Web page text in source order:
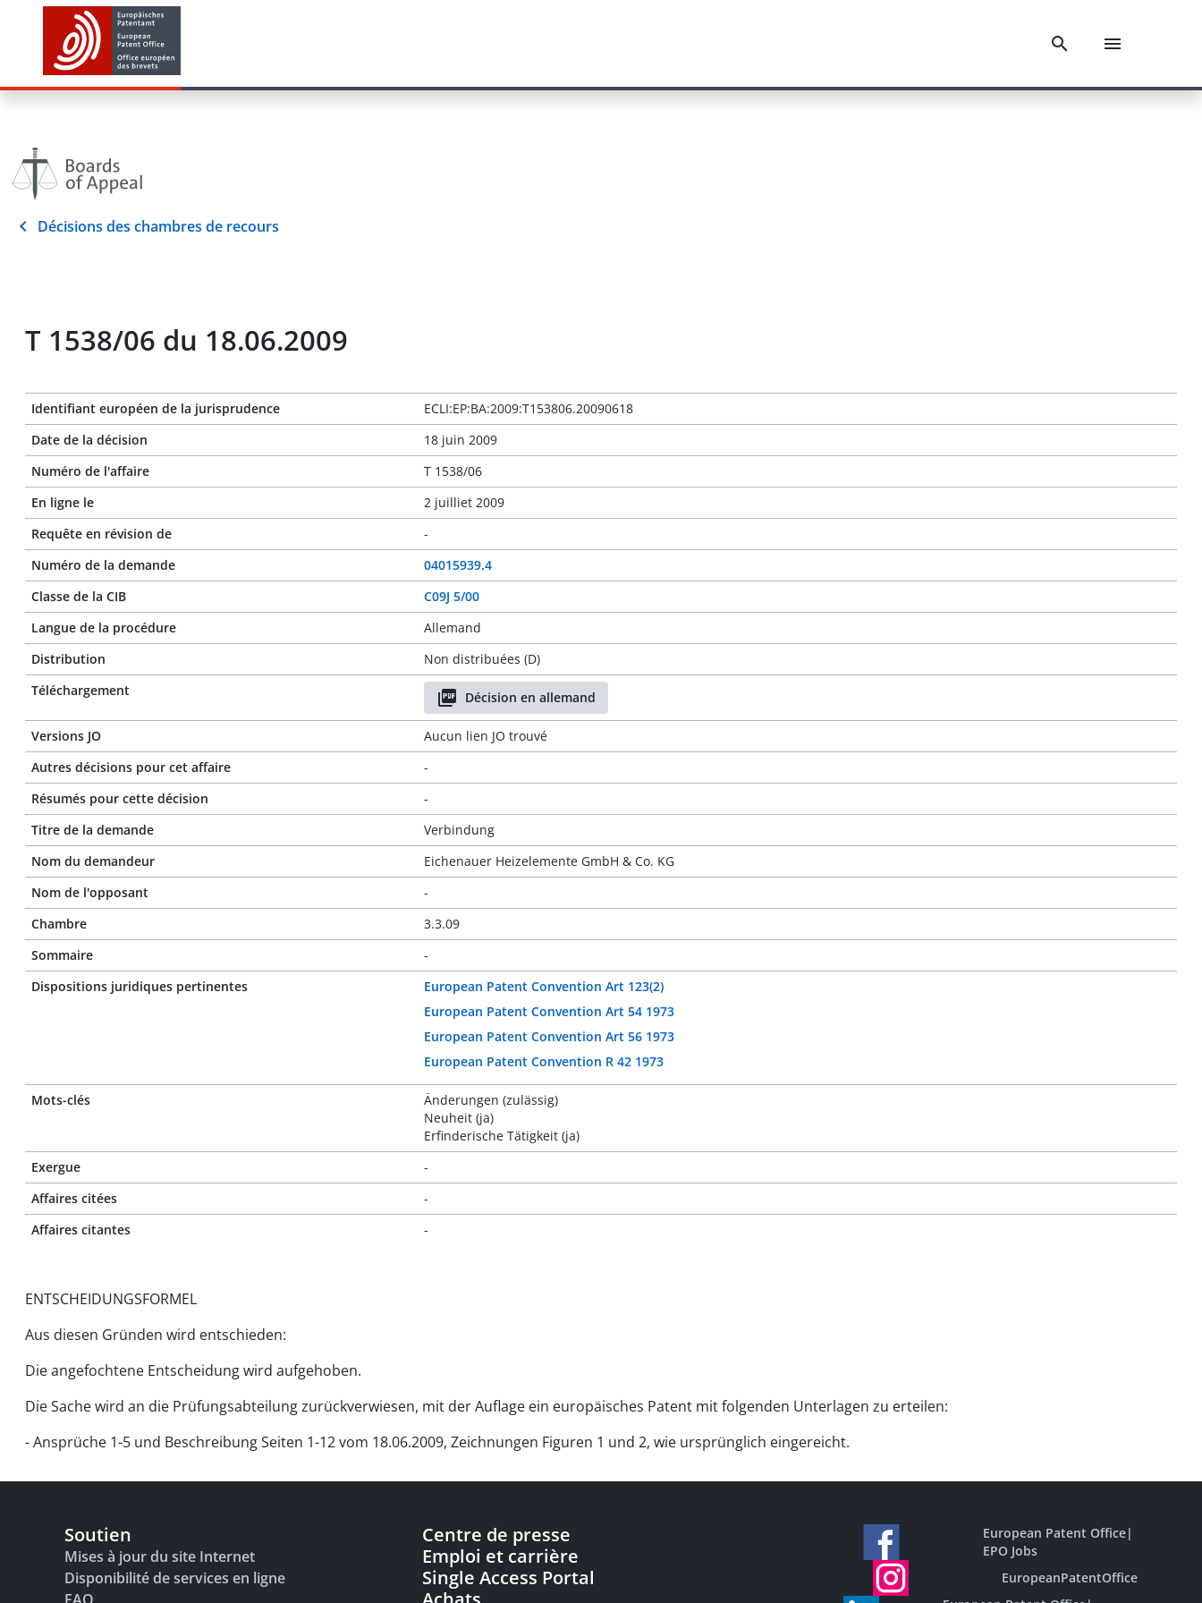
Décisions des chambres de recours
T 1538/06 du 18.06.2009
Identifiant européen de la jurisprudence
ECLI:EP:BA:2009:T153806.20090618
Date de la décision
18 juin 2009
Numéro de l'affaire
T 1538/06
En ligne le
2 juilliet 2009
Requête en révision de
-
Numéro de la demande
04015939.4
Classe de la CIB
C09J 5/00
Langue de la procédure
Allemand
Distribution
Non distribuées (D)
Téléchargement
Décision en allemand
Versions JO
Aucun lien JO trouvé
Autres décisions pour cet affaire
-
Résumés pour cette décision
-
Titre de la demande
Verbindung
Nom du demandeur
Eichenauer Heizelemente GmbH & Co. KG
Nom de l'opposant
-
Chambre
3.3.09
Sommaire
-
Dispositions juridiques pertinentes
European Patent Convention Art 123(2)
European Patent Convention Art 54 1973
European Patent Convention Art 56 1973
European Patent Convention R 42 1973
Mots-clés
Änderungen (zulässig)
Neuheit (ja)
Erfinderische Tätigkeit (ja)
Exergue
-
Affaires citées
-
Affaires citantes
-
ENTSCHEIDUNGSFORMEL
Aus diesen Gründen wird entschieden:
Die angefochtene Entscheidung wird aufgehoben.
Die Sache wird an die Prüfungsabteilung zurückverwiesen, mit der Auflage ein europäisches Patent mit folgenden Unterlagen zu erteilen:
- Ansprüche 1-5 und Beschreibung Seiten 1-12 vom 18.06.2009, Zeichnungen Figuren 1 und 2, wie ursprünglich eingereicht.
Soutien
Mises à jour du site Internet
Disponibilité de services en ligne
Centre de presse
Emploi et carrière
Single Access Portal
European Patent Office|
EPO Jobs
EuropeanPatentOffice